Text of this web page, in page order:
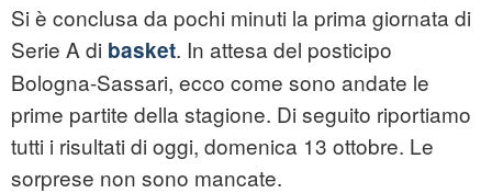
Si è conclusa da pochi minuti la prima giornata di
Serie A di basket. In attesa del posticipo
Bologna-Sassari, ecco come sono andate le
prime partite della stagione. Di seguito riportiamo
tutti i risultati di oggi, domenica 13 ottobre. Le
sorprese non sono mancate.